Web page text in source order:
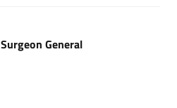
Surgeon General